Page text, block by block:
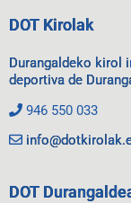
DOT Kirolak
Durangaldeko kirol
deportiva de
946 550 033
DOT